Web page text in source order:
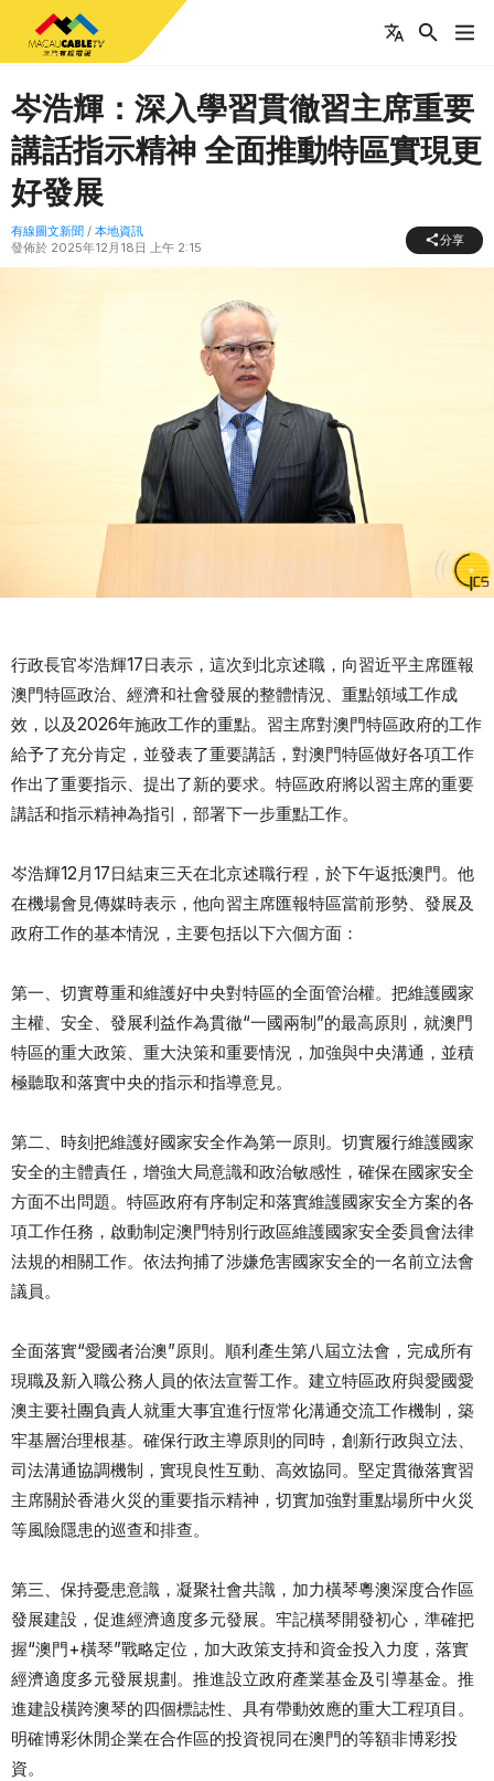
岑浩輝：深入學習貫徹習主席重要
講話指示精神 全面推動特區實現更
好發展
有線圖文新聞 / 本地資訊
發佈於 2025年12月18日 上午 2:15
分享
行政長官岑浩輝17日表示，這次到北京述職，向習近平主席匯報
澳門特區政治、經濟和社會發展的整體情況、重點領域工作成
效，以及2026年施政工作的重點。習主席對澳門特區政府的工作
給予了充分肯定，並發表了重要講話，對澳門特區做好各項工作
作出了重要指示、提出了新的要求。特區政府將以習主席的重要
講話和指示精神為指引，部署下一步重點工作。
岑浩輝12月17日結束三天在北京述職行程，於下午返抵澳門。他
在機場會見傳媒時表示，他向習主席匯報特區當前形勢、發展及
政府工作的基本情況，主要包括以下六個方面：
第一、切實尊重和維護好中央對特區的全面管治權。把維護國家
主權、安全、發展利益作為貫徹“一國兩制”的最高原則，就澳門
特區的重大政策、重大決策和重要情況，加強與中央溝通，並積
極聽取和落實中央的指示和指導意見。
第二、時刻把維護好國家安全作為第一原則。切實履行維護國家
安全的主體責任，增強大局意識和政治敏感性，確保在國家安全
方面不出問題。特區政府有序制定和落實維護國家安全方案的各
項工作任務，啟動制定澳門特別行政區維護國家安全委員會法律
法規的相關工作。依法拘捕了涉嫌危害國家安全的一名前立法會
議員。
全面落實“愛國者治澳”原則。順利產生第八屆立法會，完成所有
現職及新入職公務人員的依法宣誓工作。建立特區政府與愛國愛
澳主要社團負責人就重大事宜進行恆常化溝通交流工作機制，築
牢基層治理根基。確保行政主導原則的同時，創新行政與立法、
司法溝通協調機制，實現良性互動、高效協同。堅定貫徹落實習
主席關於香港火災的重要指示精神，切實加強對重點場所中火災
等風險隱患的巡查和排查。
第三、保持憂患意識，凝聚社會共識，加力橫琴粵澳深度合作區
發展建設，促進經濟適度多元發展。牢記橫琴開發初心，準確把
握“澳門+橫琴”戰略定位，加大政策支持和資金投入力度，落實
經濟適度多元發展規劃。推進設立政府產業基金及引導基金。推
進建設橫跨澳琴的四個標誌性、具有帶動效應的重大工程項目。
明確博彩休閒企業在合作區的投資視同在澳門的等額非博彩投
資。